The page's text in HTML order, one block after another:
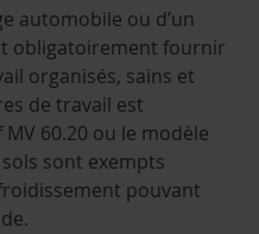
automobile ou d’un
obligatoirement fournir
organisés, sains et
de travail est
60.20 ou le modèle
sols sont exempts
pouvant